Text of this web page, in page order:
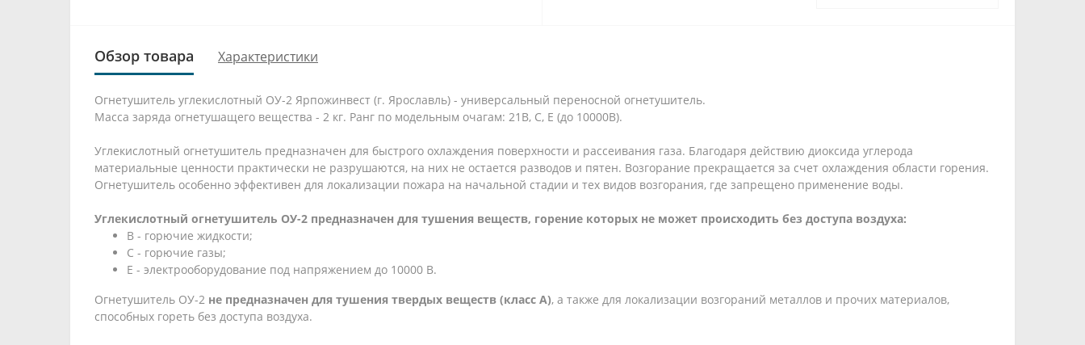
Обзор товара Характеристики
Огнетушитель углекислотный ОУ-2 Ярпожинвест (г. Ярославль) - универсальный переносной огнетушитель.
Масса заряда огнетушащего вещества - 2 кг. Ранг по модельным очагам: 21В, С, Е (до 10000В).
Углекислотный огнетушитель предназначен для быстрого охлаждения поверхности и рассеивания газа. Благодаря действию диоксида углерода
материальные ценности практически не разрушаются, на них не остается разводов и пятен. Возгорание прекращается за счет охлаждения области горения.
Огнетушитель особенно эффективен для локализации пожара на начальной стадии и тех видов возгорания, где запрещено применение воды.
Углекислотный огнетушитель ОУ-2 предназначен для тушения веществ, горение которых не может происходить без доступа воздуха:
В - горючие жидкости;
С - горючие газы;
Е - электрооборудование под напряжением до 10000 В.
Огнетушитель ОУ-2 не предназначен для тушения твердых веществ (класс А), а также для локализации возгораний металлов и прочих материалов,
способных гореть без доступа воздуха.